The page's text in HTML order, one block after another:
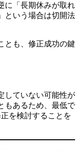
に「長期休みが取れ
という場合は切開法
とも、修正成功の鍵
していない可能性が
もあるため、最低で
を検討することを